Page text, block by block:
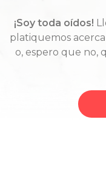
¡Soy toda oídos!
platiquemos
o, espero que no,